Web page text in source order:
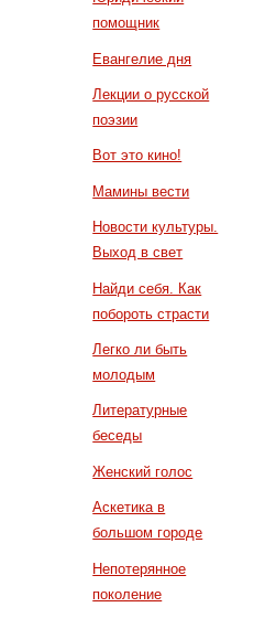
помощник
Евангелие дня
Лекции о русской
поэзии
Вот это кино!
Мамины вести
Новости культуры.
Выход в свет
Найди себя. Как
побороть страсти
Легко ли быть
молодым
Литературные
беседы
Женский голос
Аскетика в
большом городе
Непотерянное
поколение